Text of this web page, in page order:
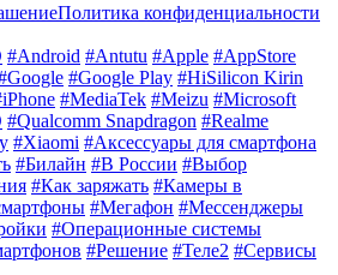
Политика конфиденциальности
#Android #Antutu #Apple #AppStore
#Google Play #HiSilicon Kirin
#MediaTek #Meizu #Microsoft
#Qualcomm Snapdragon #Realme
#Xiaomi #Аксессуары для смартфона
#Билайн #В России #Выбор
#Как заряжать #Камеры в
#Мегафон #Мессенджеры
#Операционные системы
#Решение #Теле2 #Сервисы